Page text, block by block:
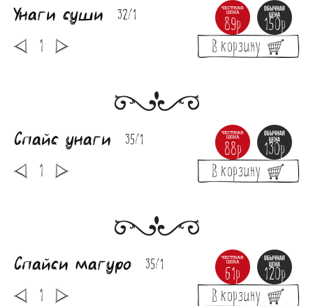
150р
89р
Унаги суши 32/1
В корзину
130р
88р
Спайс унаги 35/1
В корзину
120р
61р
Спайси магуро 35/1
В корзину